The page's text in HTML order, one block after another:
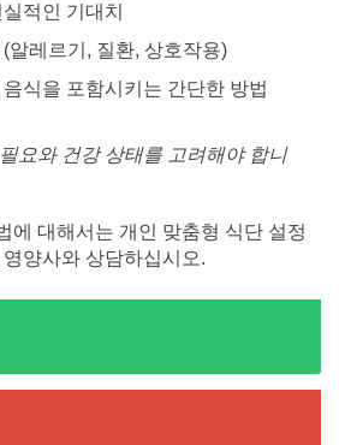
적인 기대치
알레르기, 질환, 상호작용)
식을 포함시키는 간단한 방법
요와 건강 상태를 고려해야 합니
에 대해서는 개인 맞춤형 식단 설정
양사와 상담하십시오.